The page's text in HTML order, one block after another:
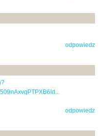
odpowiedz
odpowiedz